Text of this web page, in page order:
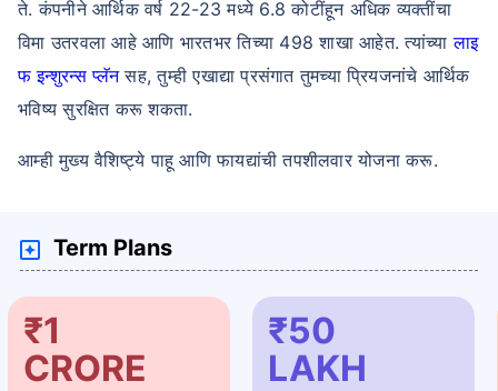
ते. कंपनीने आर्थिक वर्ष 22-23 मध्ये 6.8 कोटींहून अधिक व्यक्तींचा
विमा उतरवला आहे आणि भारतभर तिच्या 498 शाखा आहेत. त्यांच्यालाइ
फ इन्शुरन्स प्लॅनसह, तुम्ही एखाद्या प्रसंगात तुमच्या प्रियजनांचे आर्थिक
भविष्य सुरक्षित करू शकता.
आम्ही मुख्य वैशिष्ट्ये पाहू आणि फायद्यांची तपशीलवार योजना करू.
Term Plans
₹1
CRORE
₹50
LAKH